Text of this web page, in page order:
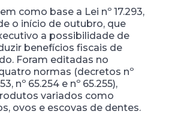
como base a Lei nº 17.293,
o início de outubro, que
a possibilidade de
benefícios fiscais de
Foram editadas no
normas (decretos nº
nº 65.254 e nº 65.255),
variados como
ovos e escovas de dentes.